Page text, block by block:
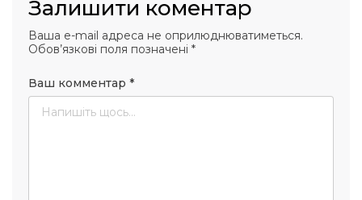
Залишити коментар
Ваша e-mail адреса не оприлюднюватиметься.
Обов’язкові поля позначені *
Ваш комментар *